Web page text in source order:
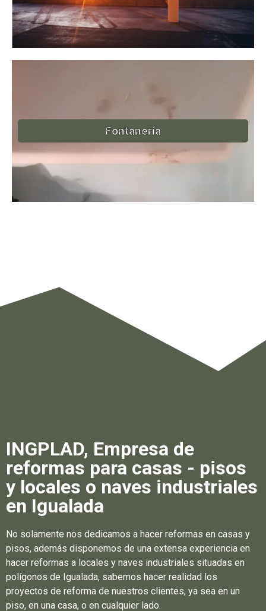
Fontanería
INGPLAD, Empresa de
reformas para casas - pisos
y locales o naves industriales
en Igualada
No solamente nos dedicamos a hacer reformas en casas y
pisos, además disponemos de una extensa experiencia en
hacer reformas a locales y naves industriales situadas en
polígonos de Igualada, sabemos hacer realidad los
proyectos de reforma de nuestros clientes, ya sea en un
piso, en una casa, o en cualquier lado.